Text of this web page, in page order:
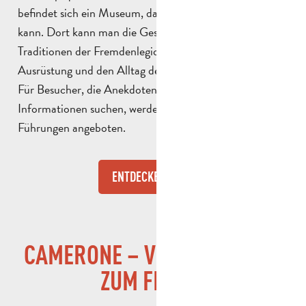
befindet sich ein Museum, das kostenlos besucht werden
kann. Dort kann man die Geschichte und die
Traditionen der Fremdenlegion sowie deren Uniformen,
Ausrüstung und den Alltag der Legionäre kennenlernen.
Für Besucher, die Anekdoten und weitere
Informationen suchen, werden das ganze Jahr über
Führungen angeboten.
ENTDECKEN SIE
CAMERONE – VOM GEDENKEN
ZUM FEIERN